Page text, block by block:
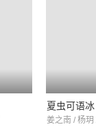
夏虫可语冰
姜之南 / 杨玥